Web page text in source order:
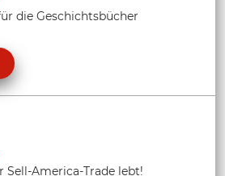
die Geschichtsbücher
Sell-America-Trade lebt!